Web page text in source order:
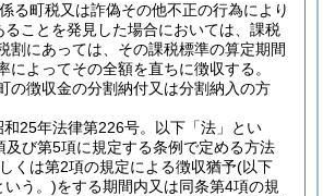
る町税又は詐偽その他不正の行為により
ることを発見した場合においては、課税
割にあっては、その課税標準の算定期間
によってその全額を直ちに徴収する。
の徴収金の分割納付又は分割納入の方
和25年法律第226号。以下「法」とい
及び第5項に規定する条例で定める方法
くは第2項の規定による徴収猶予(以下
いう。)をする期間内又は同条第4項の規